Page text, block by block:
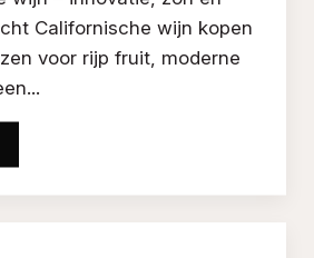
Californische wijn kopen
voor rijp fruit, moderne